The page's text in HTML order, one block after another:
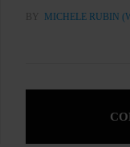
BY MICHELE RUBIN